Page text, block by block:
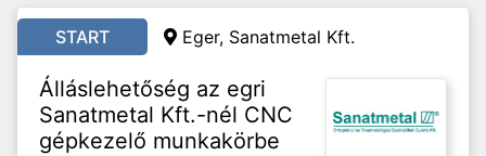
START Eger, Sanatmetal Kft.
Álláslehetőség az egri
Sanatmetal Kft.-nél CNC
gépkezelő munkakörbe